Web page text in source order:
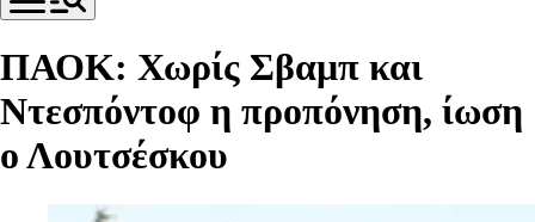
ΠΑΟΚ: Χωρίς Σβαμπ και
Ντεσπόντοφ η προπόνηση, ίωση
ο Λουτσέσκου